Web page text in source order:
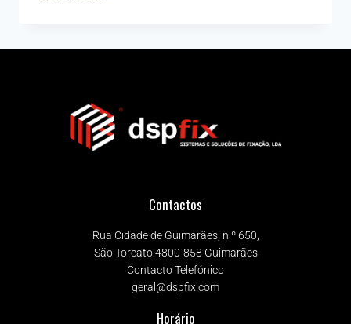
Contactos
Rua Cidade de Guimarães, n.º 650,
São Torcato 4800-858 Guimarães
Contacto Telefónico
geral@dspfix.com
Horário